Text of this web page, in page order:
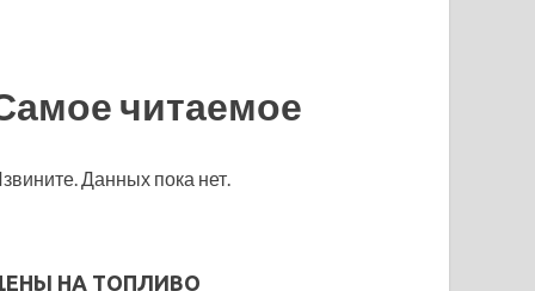
читаемое
Данных пока нет.
НА ТОПЛИВО